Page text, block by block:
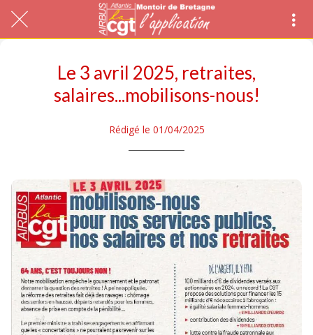
Le 3 avril 2025, retraites,
salaires...mobilisons-nous!
Rédigé le 01/04/2025